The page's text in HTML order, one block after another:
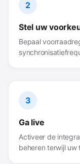
2
Stel uw
Bepaal
3
Ga live
Activeer de
beheren terwijl